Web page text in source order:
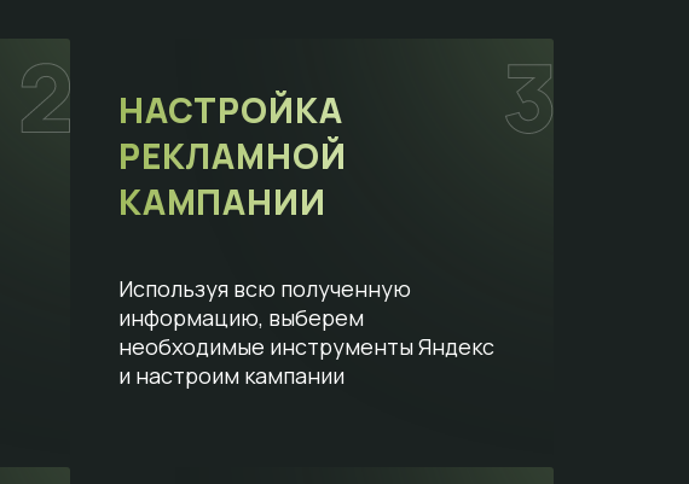
НАСТРОЙКА
РЕКЛАМНОЙ
КАМПАНИИ
Используя всю полученную
информацию, выберем
необходимые инструменты Яндекс
и настроим кампании